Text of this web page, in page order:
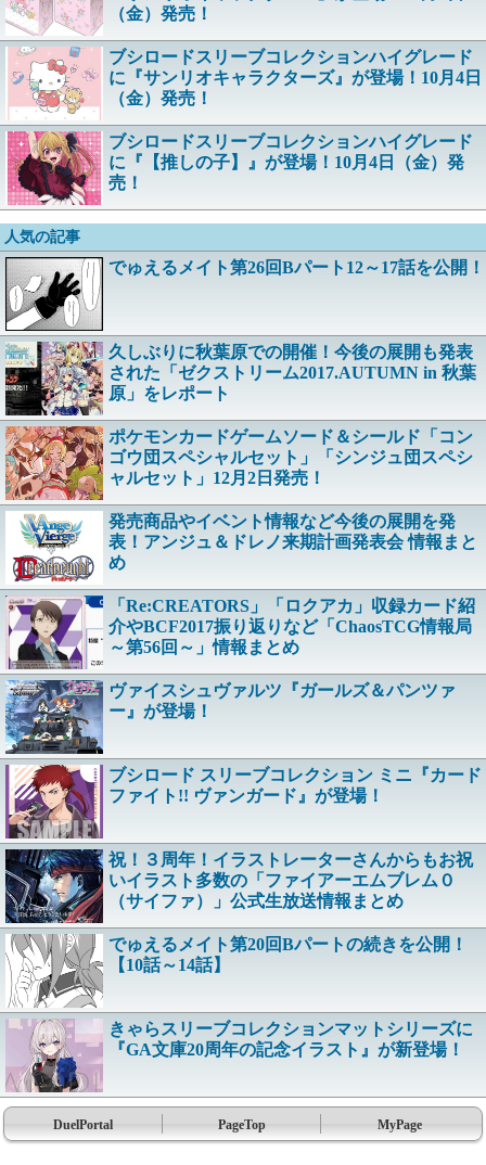
（金）発売！
ブシロードスリーブコレクションハイグレード
に『サンリオキャラクターズ』が登場！10月4日
（金）発売！
ブシロードスリーブコレクションハイグレード
に『【推しの子】』が登場！10月4日（金）発
売！
人気の記事
でゅえるメイト第26回Bパート12～17話を公開！
久しぶりに秋葉原での開催！今後の展開も発表
された「ゼクストリーム2017.AUTUMN in 秋葉
原」をレポート
ポケモンカードゲームソード＆シールド「コン
ゴウ団スペシャルセット」「シンジュ団スペシ
ャルセット」12月2日発売！
発売商品やイベント情報など今後の展開を発
表！アンジュ＆ドレノ来期計画発表会 情報まと
め
「Re:CREATORS」「ロクアカ」収録カード紹
介やBCF2017振り返りなど「ChaosTCG情報局
～第56回～」情報まとめ
ヴァイスシュヴァルツ『ガールズ＆パンツァ
ー』が登場！
ブシロード スリーブコレクション ミニ『カード
ファイト!! ヴァンガード』が登場！
祝！３周年！イラストレーターさんからもお祝
いイラスト多数の「ファイアーエムブレム０
（サイファ）」公式生放送情報まとめ
でゅえるメイト第20回Bパートの続きを公開！
【10話～14話】
きゃらスリーブコレクションマットシリーズに
『GA文庫20周年の記念イラスト』が新登場！
DuelPortal PageTop MyPage